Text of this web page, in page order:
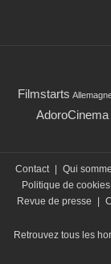
Filmstarts
AdoroCinema
Contact Qui
Politique de cookies
Revue de presse
Retrouvez tous les